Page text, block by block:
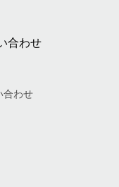
合わせ
合わせ